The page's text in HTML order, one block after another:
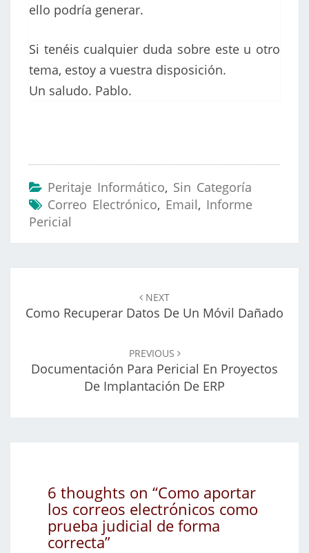
ello podría generar.
Si tenéis cualquier duda sobre este u otro
tema, estoy a vuestra disposición.
Un saludo. Pablo.
Peritaje Informático, Sin Categoría
Correo Electrónico, Email, Informe
Pericial
entradas
NEXT
Como Recuperar Datos De Un Móvil Dañado
PREVIOUS
Documentación Para Pericial En Proyectos
De Implantación De ERP
6 thoughts on “Como aportar
los correos electrónicos como
prueba judicial de forma
correcta”